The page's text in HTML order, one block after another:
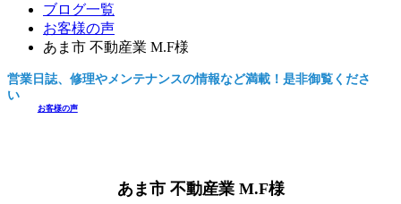
ブログ一覧
お客様の声
あま市 不動産業 M.F様
営業日誌、修理やメンテナンスの情報など満載！是非御覧くださ
い。
お客様の声
あま市 不動産業 M.F様